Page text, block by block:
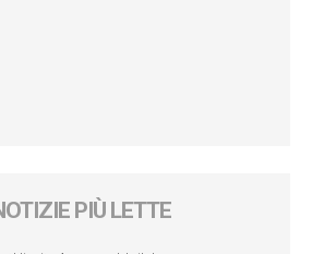
PIÙ LETTE